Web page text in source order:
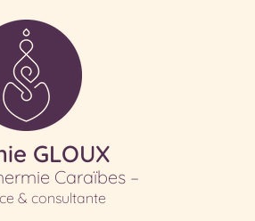
GLOUX
Caraïbes –
& consultante